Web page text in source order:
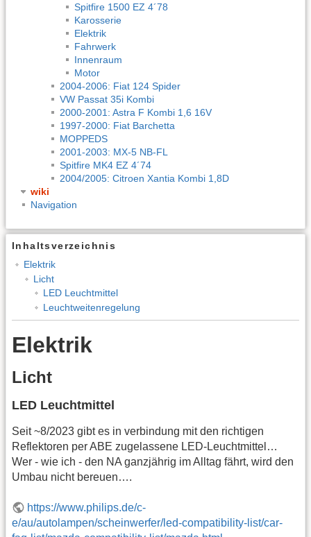
Spitfire 1500 EZ 4´78
Karosserie
Elektrik
Fahrwerk
Innenraum
Motor
2004-2006: Fiat 124 Spider
VW Passat 35i Kombi
2000-2001: Astra F Kombi 1,6 16V
1997-2000: Fiat Barchetta
MOPPEDS
2001-2003: MX-5 NB-FL
Spitfire MK4 EZ 4´74
2004/2005: Citroen Xantia Kombi 1,8D
wiki
Navigation
Inhaltsverzeichnis
Elektrik
Licht
LED Leuchtmittel
Leuchtweitenregelung
Elektrik
Licht
LED Leuchtmittel
Seit ~8/2023 gibt es in verbindung mit den richtigen
Reflektoren per ABE zugelassene LED-Leuchtmittel…
Wer - wie ich - den NA ganzjährig im Alltag fährt, wird den
Umbau nicht bereuen….
https://www.philips.de/c-
e/au/autolampen/scheinwerfer/led-compatibility-list/car-